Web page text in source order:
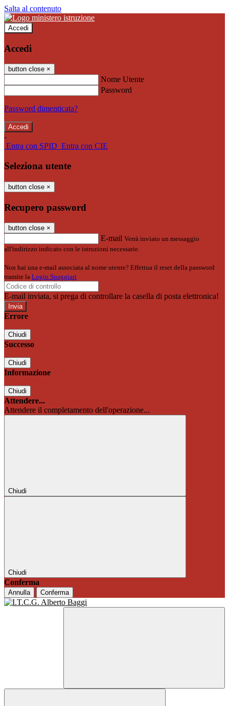
Salta al contenuto
Accedi
Accedi
button close ×
Nome Utente
Password
Password dimenticata?
-
Entra con SPID Entra con CIE
Seleziona utente
button close ×
Recupero password
button close ×
E-mail Verrà inviato un messaggio
all'indirizzo indicato con le istruzioni necessarie.
Non hai una e-mail associata al nome utente? Effettua il reset della password
tramite la Login Spaggiari
E-mail inviata, si prega di controllare la casella di posta elettronica!
Errore
Chiudi
Successo
Chiudi
Informazione
Chiudi
Attendere...
Attendere il completamento dell'operazione...
Chiudi
Chiudi
Conferma
Annulla Conferma